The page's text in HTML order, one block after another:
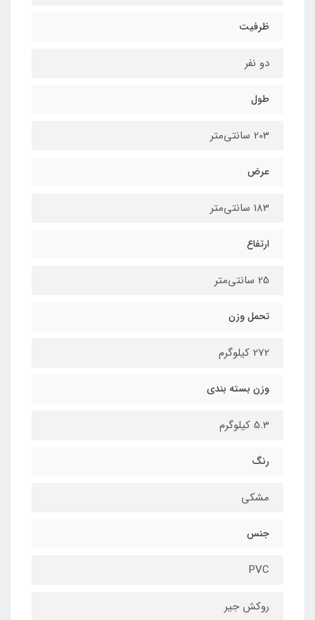
ظرفیت
دو نفر
طول
203 سانتی‌متر
عرض
183 سانتی‌متر
ارتفاع
25 سانتی‌متر
تحمل وزن
272 کیلوگرم
وزن بسته بندی
5.3 کیلوگرم
رنگ
مشکی
جنس
PVC
روکش جیر